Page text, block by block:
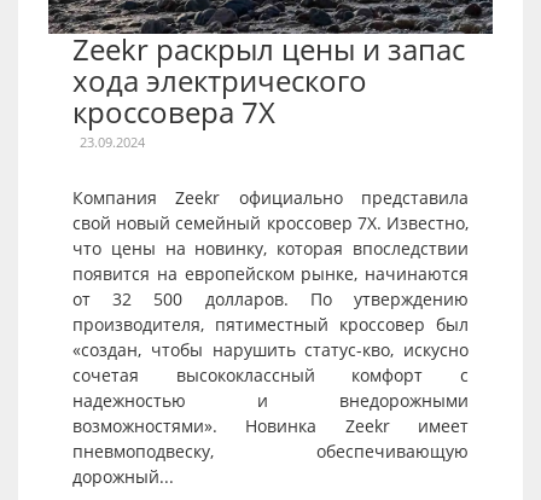
Zeekr раскрыл цены и запас
хода электрического
кроссовера 7X
23.09.2024
Компания Zeekr официально представила
свой новый семейный кроссовер 7X. Известно,
что цены на новинку, которая впоследствии
появится на европейском рынке, начинаются
от 32 500 долларов. По утверждению
производителя, пятиместный кроссовер был
«создан, чтобы нарушить статус-кво, искусно
сочетая высококлассный комфорт с
надежностью и внедорожными
возможностями». Новинка Zeekr имеет
пневмоподвеску, обеспечивающую
дорожный...